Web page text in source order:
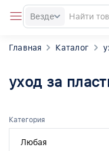
Везде
Главная Каталог
уход за
Категория